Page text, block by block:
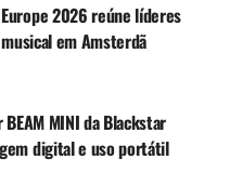
Música & Mercado no
Europe 2026 reúne líderes
em Amsterdã
MINI da Blackstar
digital e uso portátil